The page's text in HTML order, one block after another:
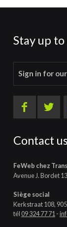
Stay up
Sign in for
Contact
FeWeb chez
Avenue J. Bordet
Siège social
Kerkstraat 108,
tél09 324 77 71 -